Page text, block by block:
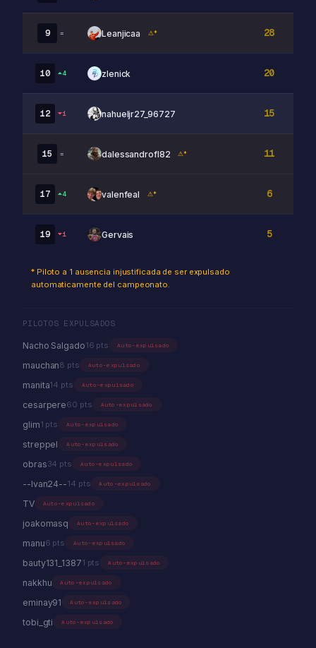
9 = Leanjicaa ⚠* 28
10 4 zlenick 20
12 1 nahueljr27_96727 15
15 = dalessandrofl82 ⚠* 11
17 4 valenfeal ⚠* 6
19 1 Gervais 5
* Piloto a 1 ausencia injustificada de ser expulsado
automaticamente del campeonato.
PILOTOS EXPULSADOS
Nacho Salgado16 pts Auto-expulsado
mauchan8 pts Auto-expulsado
manita14 pts Auto-expulsado
cesarpere60 pts Auto-expulsado
glim1 pts Auto-expulsado
streppel Auto-expulsado
obras34 pts Auto-expulsado
--Ivan24--14 pts Auto-expulsado
TV Auto-expulsado
joakomasq Auto-expulsado
manu6 pts Auto-expulsado
bauty131_13871 pts Auto-expulsado
nakkhu Auto-expulsado
eminay91 Auto-expulsado
tobi_gti Auto-expulsado